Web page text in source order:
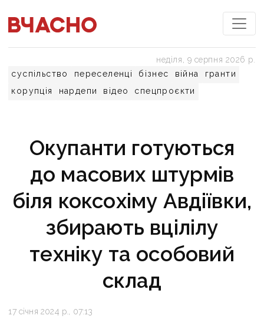
суспільство переселенці бізнес війна
гранти
корупція
нардепи відео спецпроєкти
неділя, 9 серпня 2026 р.
Окупанти готуються
до масових штурмів
біля коксохіму Авдіївки,
збирають вцілілу
техніку та особовий
склад
17 січня 2024 р., 07:13